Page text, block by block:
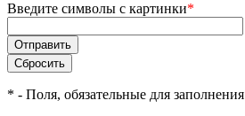
Введите символы с картинки*
* - Поля, обязательные для заполнения